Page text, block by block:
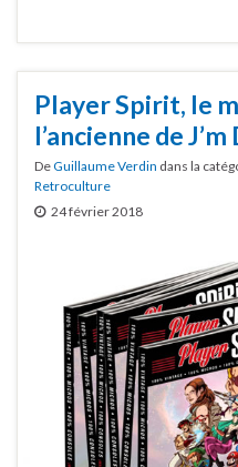
Player Spirit, le
l’ancienne de
DeGuillaume Verdin dans la
Retroculture
24 février 2018